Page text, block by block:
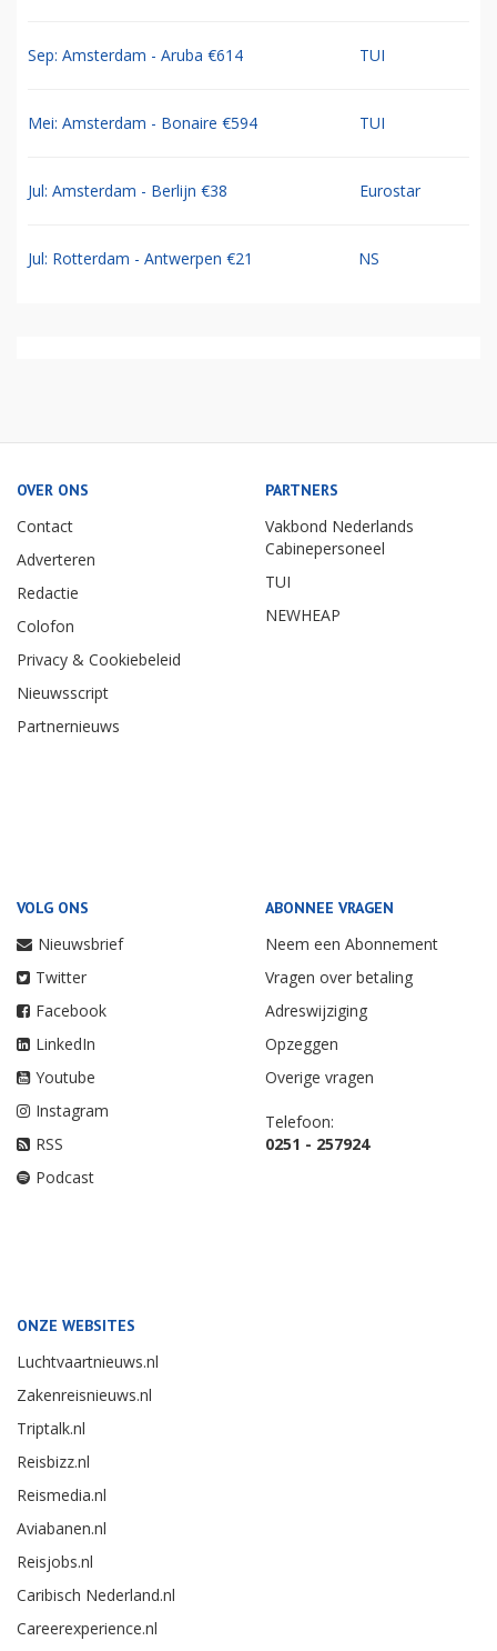
Sep: Amsterdam - Aruba €614 TUI
Mei: Amsterdam - Bonaire €594 TUI
Jul: Amsterdam - Berlijn €38 Eurostar
Jul: Rotterdam - Antwerpen €21 NS
OVER ONS
Contact
Adverteren
Redactie
Colofon
Privacy & Cookiebeleid
Nieuwsscript
Partnernieuws
PARTNERS
Vakbond Nederlands
Cabinepersoneel
TUI
NEWHEAP
VOLG ONS
Nieuwsbrief
Twitter
Facebook
LinkedIn
Youtube
Instagram
RSS
Podcast
ABONNEE VRAGEN
Neem een Abonnement
Vragen over betaling
Adreswijziging
Opzeggen
Overige vragen
Telefoon:
0251 - 257924
ONZE WEBSITES
Luchtvaartnieuws.nl
Zakenreisnieuws.nl
Triptalk.nl
Reisbizz.nl
Reismedia.nl
Aviabanen.nl
Reisjobs.nl
Caribisch Nederland.nl
Careerexperience.nl